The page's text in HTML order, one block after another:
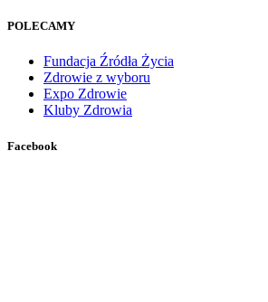
POLECAMY
Fundacja Źródła Życia
Zdrowie z wyboru
Expo Zdrowie
Kluby Zdrowia
Facebook